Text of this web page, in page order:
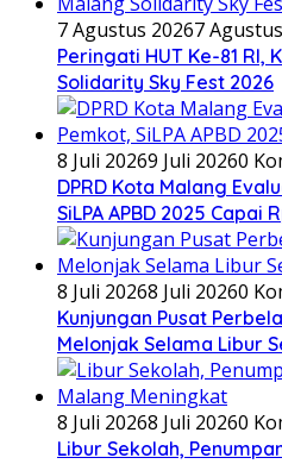
7 Agustus 20267
Peringati HUT Ke-81 RI,
Solidarity Sky Fest 2026
8 Juli 20269 Juli 20260
DPRD Kota Malang
SiLPA APBD 2025 Capai
8 Juli 20268 Juli 20260
Kunjungan Pusat
Melonjak Selama Libur
8 Juli 20268 Juli 20260
Libur Sekolah,